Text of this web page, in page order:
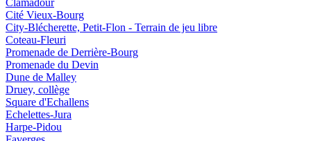
Clamadour
Cité Vieux-Bourg
City-Blécherette, Petit-Flon - Terrain de jeu libre
Coteau-Fleuri
Promenade de Derrière-Bourg
Promenade du Devin
Dune de Malley
Druey, collège
Square d'Echallens
Echelettes-Jura
Harpe-Pidou